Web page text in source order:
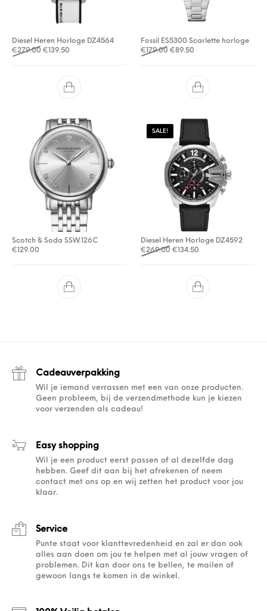
Diesel Heren Horloge DZ4564
€279.00 Oorspronkelijke prijs was: €279.00.
€139.50 Huidige prijs is: €139.50.
Fossil ES5300 Scarlette horloge
€179.00 Oorspronkelijke prijs was:
€89.50
Scotch & Soda SSW.126C
€ 129.00
SALE!
Diesel Heren Horloge DZ4592
€269.00 Oorspronkelijke prijs was:
€ 134.50
Cadeauverpakking
Wil je iemand verrassen met een van onze producten.
Geen probleem, bij de verzendmethode kun je kiezen
voor verzenden als cadeau!
Easy shopping
Wil je een product eerst passen of al dezelfde dag
hebben. Geef dit aan bij het afrekenen of neem
contact met ons op en wij zetten het product voor jou
klaar.
Service
Punte staat voor klanttevredenheid en zal er dan ook
alles aan doen om jou te helpen met al jouw vragen of
problemen. Dit kan door ons te bellen, te mailen of
gewoon langs te komen in de winkel.